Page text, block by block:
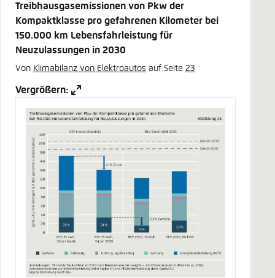
Treibhausgasemissionen von Pkw der
Kompaktklasse pro gefahrenen Kilometer bei
150.000 km Lebensfahrleistung für
Neuzulassungen in 2030
Von Klimabilanz von Elektroautos auf Seite 23
Vergrößern: